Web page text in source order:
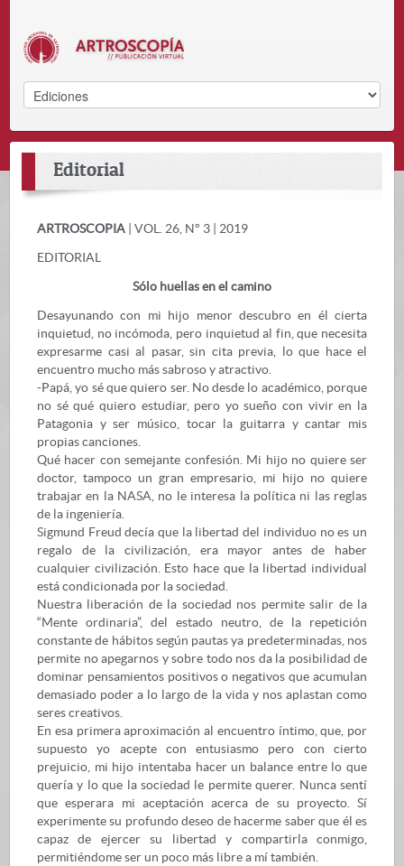
Editorial
ARTROSCOPIA | VOL. 26, N° 3 | 2019
EDITORIAL
Sólo huellas en el camino
Desayunando con mi hijo menor descubro en él cierta
inquietud, no incómoda, pero inquietud al fin, que necesita
expresarme casi al pasar, sin cita previa, lo que hace el
encuentro mucho más sabroso y atractivo.
-Papá, yo sé que quiero ser. No desde lo académico, porque
no sé qué quiero estudiar, pero yo sueño con vivir en la
Patagonia y ser músico, tocar la guitarra y cantar mis
propias canciones.
Qué hacer con semejante confesión. Mi hijo no quiere ser
doctor, tampoco un gran empresario, mi hijo no quiere
trabajar en la NASA, no le interesa la política ni las reglas
de la ingeniería.
Sigmund Freud decía que la libertad del individuo no es un
regalo de la civilización, era mayor antes de haber
cualquier civilización. Esto hace que la libertad individual
está condicionada por la sociedad.
Nuestra liberación de la sociedad nos permite salir de la
“Mente ordinaria”, del estado neutro, de la repetición
constante de hábitos según pautas ya predeterminadas, nos
permite no apegarnos y sobre todo nos da la posibilidad de
dominar pensamientos positivos o negativos que acumulan
demasiado poder a lo largo de la vida y nos aplastan como
seres creativos.
En esa primera aproximación al encuentro íntimo, que, por
supuesto yo acepte con entusiasmo pero con cierto
prejuicio, mi hijo intentaba hacer un balance entre lo que
quería y lo que la sociedad le permite querer. Nunca sentí
que esperara mi aceptación acerca de su proyecto. Sí
experimente su profundo deseo de hacerme saber que él es
capaz de ejercer su libertad y compartirla conmigo,
permitiéndome ser un poco más libre a mí también.